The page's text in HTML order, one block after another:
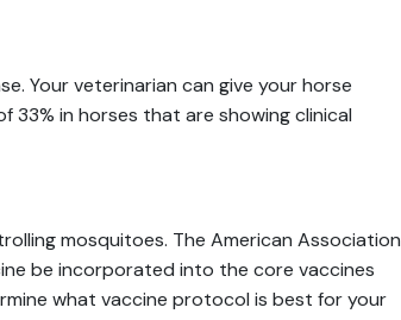
Your veterinarian can give your horse
33% in horses that are showing clinical
mosquitoes. The American Association
be incorporated into the core vaccines
what vaccine protocol is best for your